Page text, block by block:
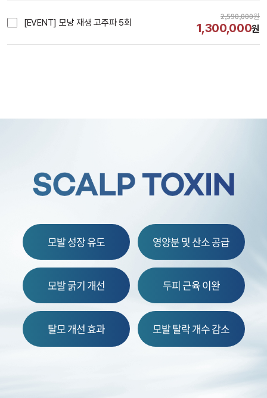
[EVENT] 모낭 재생 고주파 5회
2,590,000원
1,300,000원
모발 성장 유도 영양분 및 산소 공급
모발 굵기 개선 두피 근육 이완
탈모 개선 효과 모발 탈락 개수 감소